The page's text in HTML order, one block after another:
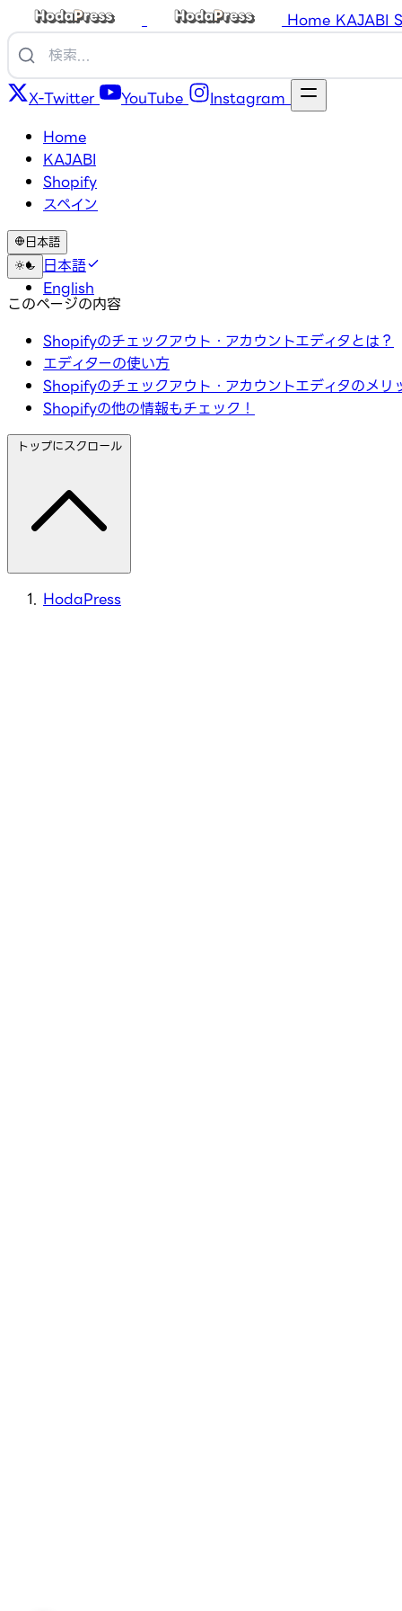
Home KAJABI
X-Twitter YouTube
Instagram
Home
KAJABI
Shopify
スペイン
日本語
日本語
English
このページの内容
Shopifyのチェックアウト・アカウントエディタとは？
エディターの使い方
Shopifyのチェックアウト・アカウントエディタのメリ
Shopifyの他の情報もチェック！
トップにスクロール
HodaPress